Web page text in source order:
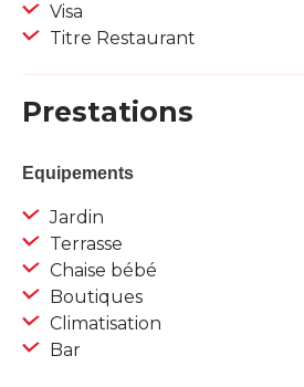
Visa
Titre Restaurant
Prestations
Equipements
Jardin
Terrasse
Chaise bébé
Boutiques
Climatisation
Bar